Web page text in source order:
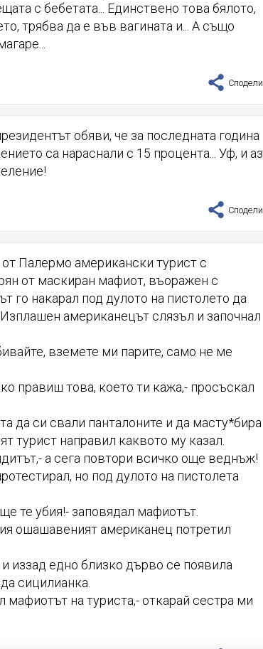
с бебетата... Единствено това бялото,
трябва да е във вагината и... А също
Сподели
обяви, че за последната година
са нараснали с 15 процента... Уф, и аз
Сподели
Палермо американски турист с
от маскиран мафиот, въоражен с
го накарал под дулото на пистолето да
Изплашен американецът слязъл и започнал
вземете ми парите, само не ме
правиш това, което ти кажа,- просъскал
да си свали панталоните и да масту*бира
турист направил каквото му казал.
а сега повтори всичко още веднъж!
но под дулото на пистолета
те убия!- заповядал мафиотът.
ошашавеният американец потретил
иззад едно близко дърво се появила
сицилианка.
мафиотът на туриста,- откарай сестра ми